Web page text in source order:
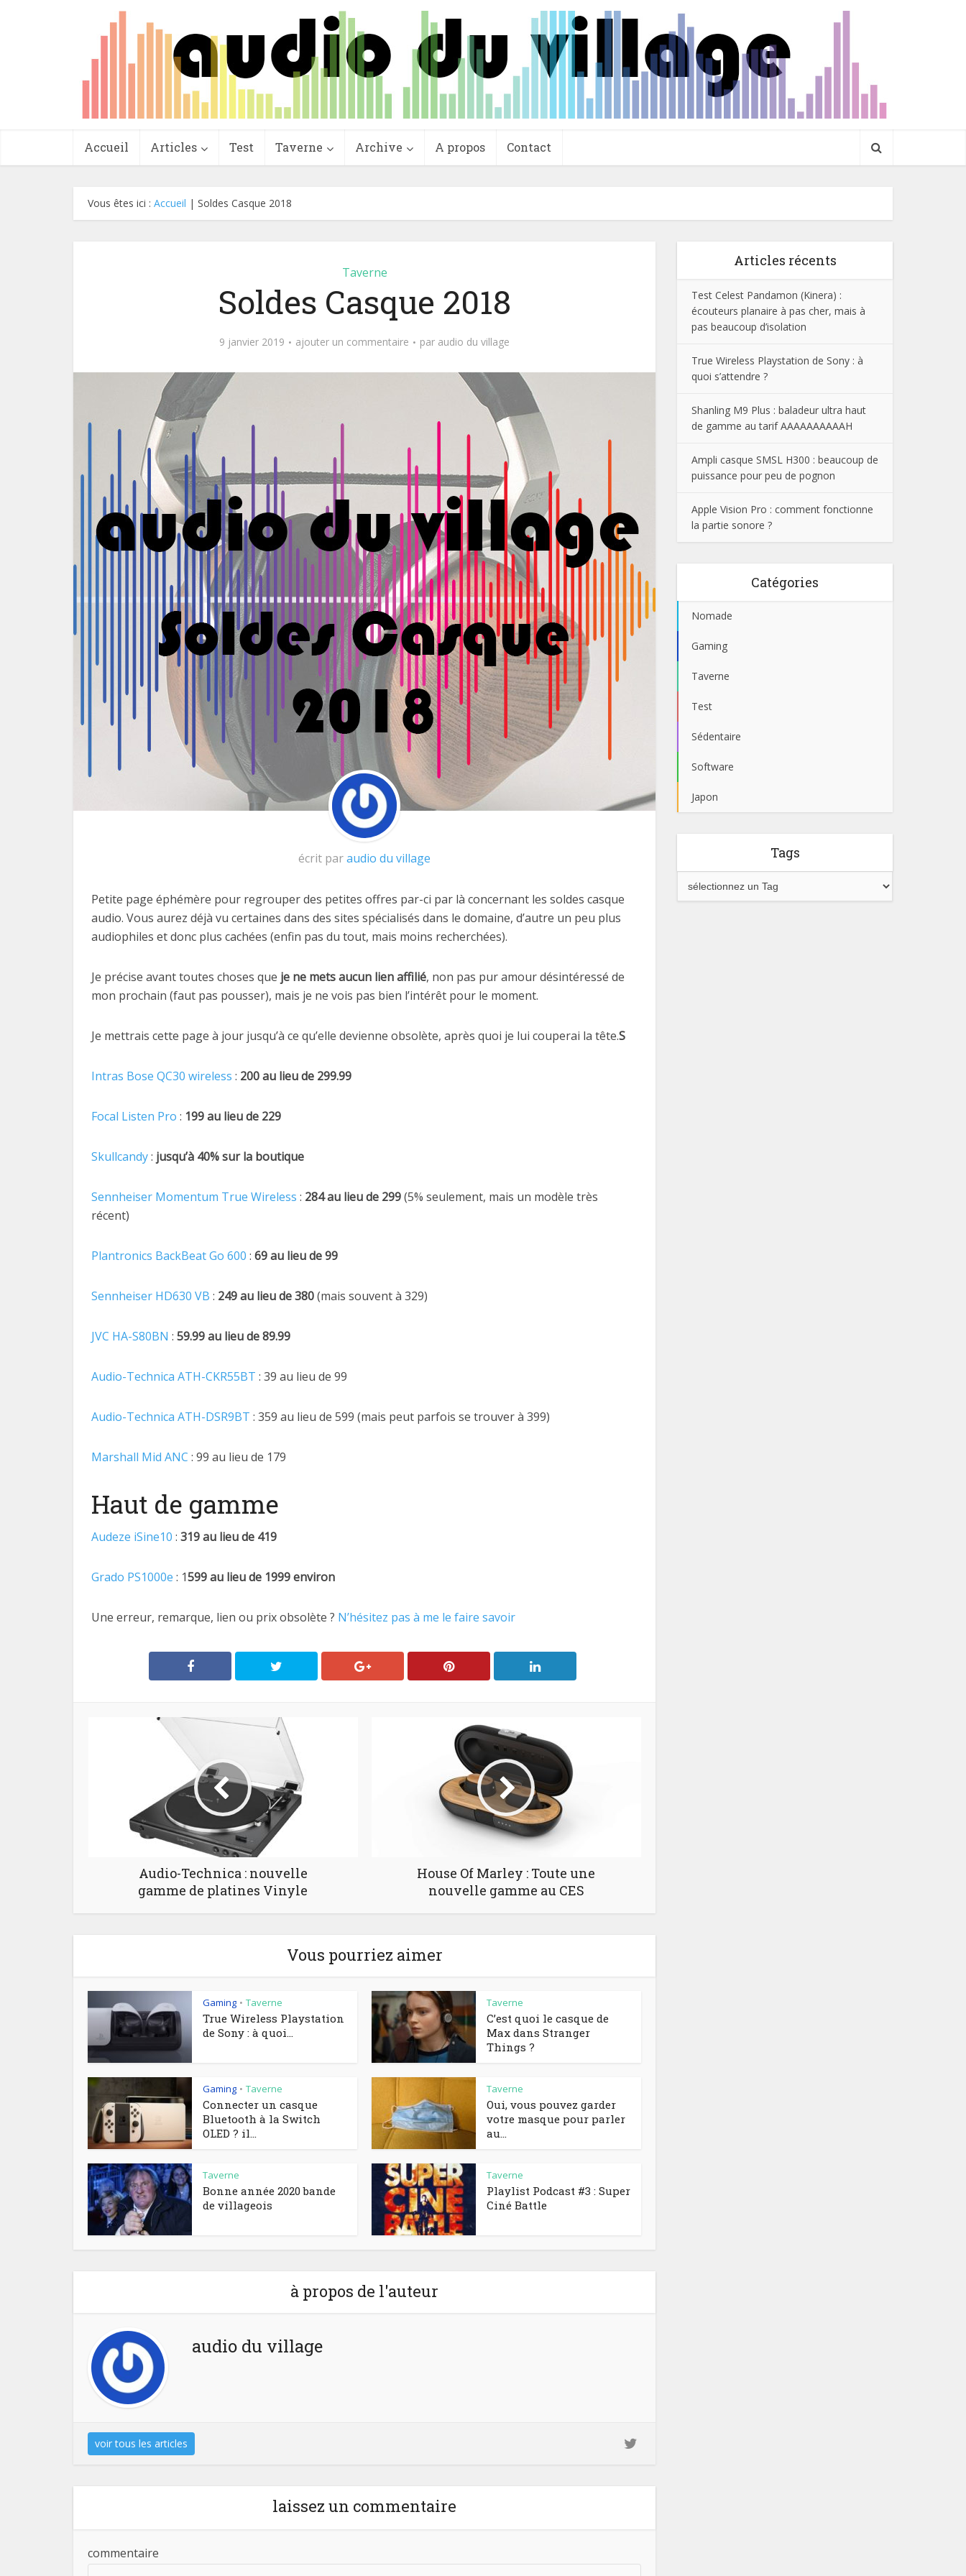
Accueil Articles Test Taverne Archive A propos Contact
Vous êtes ici : Accueil | Soldes Casque 2018
Taverne
Soldes Casque 2018
9 janvier 2019 ajouter un commentaire par audio du village
écrit paraudio du village
Petite page éphémère pour regrouper des petites offres par-ci par là concernant les soldes casque
audio. Vous aurez déjà vu certaines dans des sites spécialisés dans le domaine, d’autre un peu plus
audiophiles et donc plus cachées (enfin pas du tout, mais moins recherchées).
Je précise avant toutes choses que je ne mets aucun lien affilié, non pas pur amour désintéressé de
mon prochain (faut pas pousser), mais je ne vois pas bien l’intérêt pour le moment.
Je mettrais cette page à jour jusqu’à ce qu’elle devienne obsolète, après quoi je lui couperai la tête.S
Intras Bose QC30 wireless : 200 au lieu de 299.99
Focal Listen Pro : 199 au lieu de 229
Skullcandy: jusqu’à 40% sur la boutique
Sennheiser Momentum True Wireless : 284 au lieu de 299(5% seulement, mais un modèle très
récent)
Plantronics BackBeat Go 600 : 69 au lieu de 99
Sennheiser HD630 VB : 249 au lieu de 380(mais souvent à 329)
JVC HA-S80BN : 59.99 au lieu de 89.99
Audio-Technica ATH-CKR55BT : 39 au lieu de 99
Audio-Technica ATH-DSR9BT : 359 au lieu de 599 (mais peut parfois se trouver à 399)
Marshall Mid ANC : 99 au lieu de 179
Haut de gamme
Audeze iSine10 : 319 au lieu de 419
Grado PS1000e : 1599 au lieu de 1999 environ
Une erreur, remarque, lien ou prix obsolète ? N’hésitez pas à me le faire savoir
Audio-Technica : nouvelle
gamme de platines Vinyle
House Of Marley : Toute une
nouvelle gamme au CES
Vous pourriez aimer
Gaming • Taverne
True Wireless Playstation
de Sony : à quoi...
Taverne
C’est quoi le casque de
Max dans Stranger
Things ?
Gaming • Taverne
Connecter un casque
Bluetooth à la Switch
OLED ? il...
Taverne
Oui, vous pouvez garder
votre masque pour parler
au...
Taverne
Bonne année 2020 bande
de villageois
Taverne
Playlist Podcast #3 : Super
Ciné Battle
à propos de l'auteur
audio du village
voir tous les articles
laissez un commentaire
commentaire
Articles récents
Test Celest Pandamon (Kinera) :
écouteurs planaire à pas cher, mais à
pas beaucoup d’isolation
True Wireless Playstation de Sony : à
quoi s’attendre ?
Shanling M9 Plus : baladeur ultra haut
de gamme au tarif AAAAAAAAAAH
Ampli casque SMSL H300 : beaucoup de
puissance pour peu de pognon
Apple Vision Pro : comment fonctionne
la partie sonore ?
Catégories
Nomade
Gaming
Taverne
Test
Sédentaire
Software
Japon
Tags